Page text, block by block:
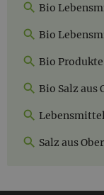
Bio
Bio
Bio
Bio Salz aus
Salz aus